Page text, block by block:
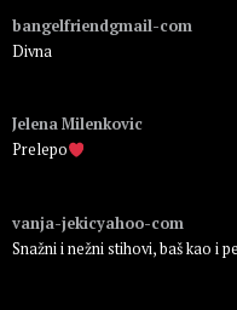
bangelfriendgmail-com
Divna
Jelena Milenkovic
Prelepo
vanja-jekicyahoo-com
Snažni i nežni stihovi, baš kao i